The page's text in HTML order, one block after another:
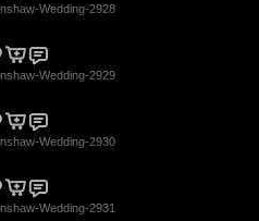
Wedding-2928
Wedding-2929
Wedding-2930
Wedding-2931